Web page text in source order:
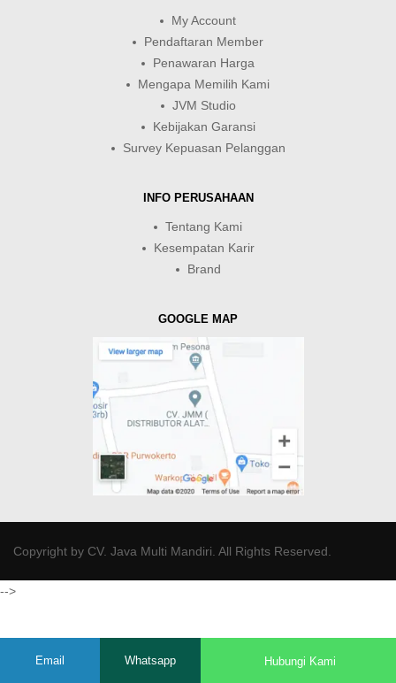
My Account
Pendaftaran Member
Penawaran Harga
Mengapa Memilih Kami
JVM Studio
Kebijakan Garansi
Survey Kepuasan Pelanggan
INFO PERUSAHAAN
Tentang Kami
Kesempatan Karir
Brand
GOOGLE MAP
Copyright by CV. Java Multi Mandiri. All Rights Reserved.
Email Whatsapp Hubungi Kami
-->